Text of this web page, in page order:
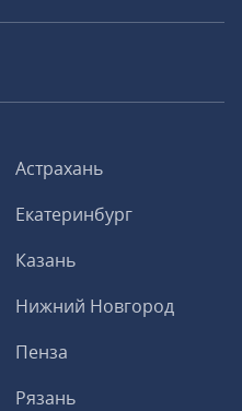
Астрахань
Екатеринбург
Казань
Нижний Новгород
Пенза
Рязань